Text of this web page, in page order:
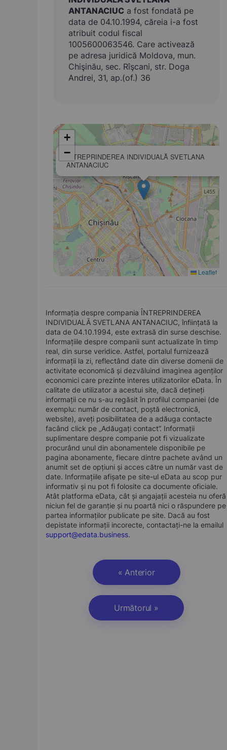
ANTANACIUC a fost fondată pe
data de 04.10.1994, căreia i-a fost
atribuit codul fiscal
1005600063546. Care activează
pe adresa juridică Moldova, mun.
Chişinău, sec. Rîşcani, str. Doga
Andrei, 31, ap.(of.) 36
ÎNTREPRINDEREA INDIVIDUALĂ SVETLANA
ANTANACIUC
+
−
Leaflet
Informația despre compania ÎNTREPRINDEREA
INDIVIDUALĂ SVETLANA ANTANACIUC, înființată la
data de 04.10.1994, este extrasă din surse deschise.
Informațiile despre companii sunt actualizate în timp
real, din surse veridice. Astfel, portalul furnizează
informații la zi, reflectând date din diverse domenii de
activitate economică și dezvăluind imaginea agenților
economici care prezinte interes utilizatorilor eData. În
calitate de utilizator a acestui site, dacă dețineți
informații ce nu s-au regăsit în profilul companiei (de
exemplu: număr de contact, poștă electronică,
website), aveți posibilitatea de a adăuga contacte
facând click pe „Adăugați contact”. Informații
suplimentare despre companie pot fi vizualizate
procurând unul din abonamentele disponibile pe
pagina abonamente, fiecare dintre pachete având un
anumit set de opțiuni și acces către un număr vast de
date. Informațiile afișate pe site-ul eData au scop pur
informativ și nu pot fi folosite ca documente oficiale.
Atât platforma eData, cât și angajații acesteia nu oferă
niciun fel de garanție și nu poartă nici o răspundere pe
partea informaților publicate pe site. Dacă au fost
depistate informații incorecte, contactați-ne la emailul
support@edata.business.
« Anterior
Următorul »